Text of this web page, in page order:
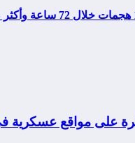
على مواقع عسكرية